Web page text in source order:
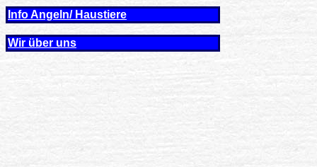
Info Angeln/ Haustiere
Wir über uns